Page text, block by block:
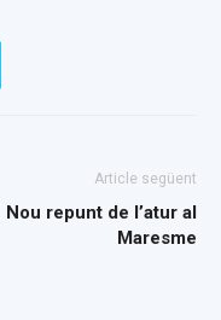
Article següent
Nou repunt de l’atur al
Maresme